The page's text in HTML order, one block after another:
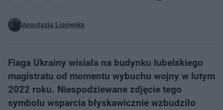
Anastazja Lisowska
Flaga Ukrainy wisiała na budynku lubelskiego
magistratu od momentu wybuchu wojny w lutym
2022 roku. Niespodziewane zdjęcie tego
symbolu wsparcia błyskawicznie wzbudziło